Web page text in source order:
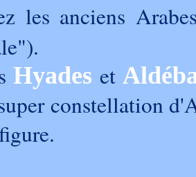
les anciens
Hyades et
constellation